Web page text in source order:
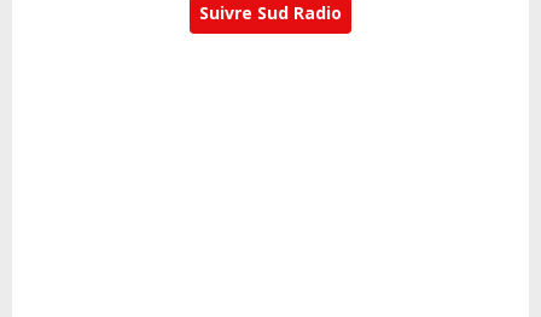
Suivre Sud Radio